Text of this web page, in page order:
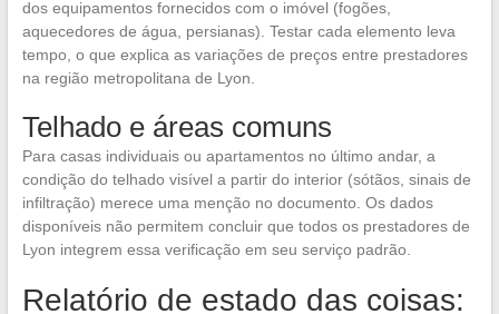
dos equipamentos fornecidos com o imóvel (fogões,
aquecedores de água, persianas). Testar cada elemento leva
tempo, o que explica as variações de preços entre prestadores
na região metropolitana de Lyon.
Telhado e áreas comuns
Para casas individuais ou apartamentos no último andar, a
condição do telhado visível a partir do interior (sótãos, sinais de
infiltração) merece uma menção no documento. Os dados
disponíveis não permitem concluir que todos os prestadores de
Lyon integrem essa verificação em seu serviço padrão.
Relatório de estado das coisas: